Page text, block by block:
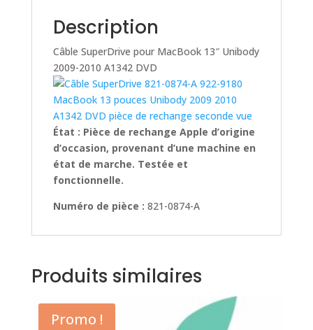
Description
Câble SuperDrive pour MacBook 13″ Unibody
2009-2010 A1342 DVD
État : Pièce de rechange Apple d’origine
d’occasion, provenant d’une machine en
état de marche. Testée et
fonctionnelle.
Numéro de pièce : 821-0874-A
Produits similaires
Promo !